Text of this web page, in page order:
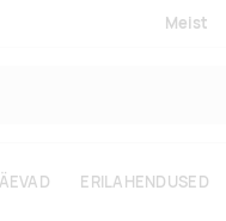
Meist
ERILAHENDUSED